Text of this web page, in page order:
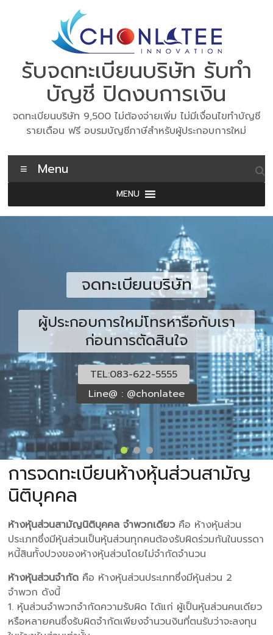
รับจดทะเบียนบริษัท รับทำ
บัญชี ปิดงบการเงิน
จดทะเบียนบริษัท 9,500 ไม่ต้องจ่ายเพิ่ม ไม่มีเงื่อนไขทำบัญชี
รายเดือน ฟรี อบรมบัญชีภาษีสำหรับผู้ประกอบการใหม่
Menu
MENU
จดทะเบียนบริษัท
ผู้ประกอบการใหม่โทรหารือกับเรา
ก่อนการตัดสินใจ
TEL:083-622-5555
Line@ : @chonlatee
การจดทะเบียนห้างหุ้นส่วนสามัญ
นิติบุคคล
ห้างหุ้นส่วนสามัญนิติบุคคล จำพวกเดียวคือ ห้างหุ้นส่วน
ประเภทซึ่งมีหุ้นส่วนเป็นหุ้นส่วนทุกคนต้องรับผิดร่วมกันในบรรดา
หนี้สินทั้งปวงของห้างหุ้นส่วนโดยไม่จำกัดจำนวน
ห้างหุ้นส่วนจำกัด คือ ห้างหุ้นส่วนประเภทซึ่งมีหุ้นส่วน 2
จำพวก ดังนี้
1. หุ้นส่วนจำพวกจำกัดความรับผิด ได้แก่ ผู้เป็นหุ้นส่วนคนเดียว
หรือหลายคนซึ่งรับผิดจำกัดเพียงจำนวนงินที่ตนรับว่าจะลงทุน